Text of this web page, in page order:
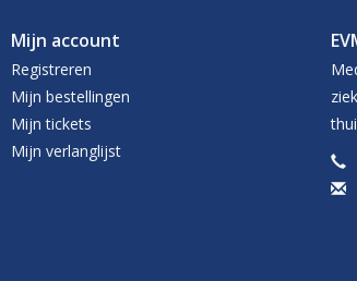
Mijn account
Registreren
Mijn bestellingen
Mijn tickets
Mijn verlanglijst